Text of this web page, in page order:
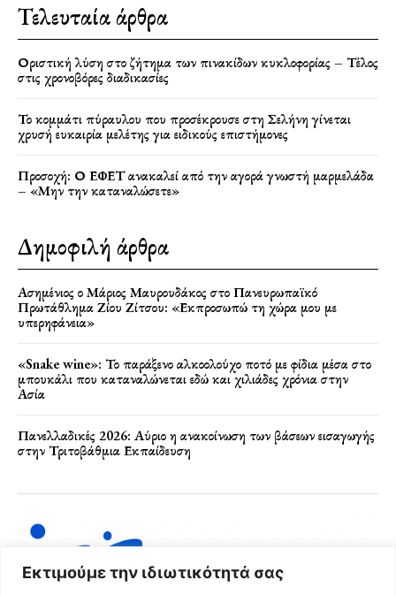
Εκτιμούμε την ιδιωτικότητά σας
Τελευταία άρθρα
Οριστική λύση στο ζήτημα των πινακίδων κυκλοφορίας – Τέλος
στις χρονοβόρες διαδικασίες
Το κομμάτι πύραυλου που προσέκρουσε στη Σελήνη γίνεται
χρυσή ευκαιρία μελέτης για ειδικούς επιστήμονες
Προσοχή: Ο ΕΦΕΤ ανακαλεί από την αγορά γνωστή μαρμελάδα
– «Μην την καταναλώσετε»
Δημοφιλή άρθρα
Ασημένιος ο Μάριος Μαυρουδάκος στο Πανευρωπαϊκό
Πρωτάθλημα Ζίου Ζίτσου: «Εκπροσωπώ τη χώρα μου με
υπερηφάνεια»
«Snake wine»: Το παράξενο αλκοολούχο ποτό με φίδια μέσα στο
μπουκάλι που καταναλώνεται εδώ και χιλιάδες χρόνια στην
Ασία
Πανελλαδικές 2026: Αύριο η ανακοίνωση των βάσεων εισαγωγής
στην Τριτοβάθμια Εκπαίδευση